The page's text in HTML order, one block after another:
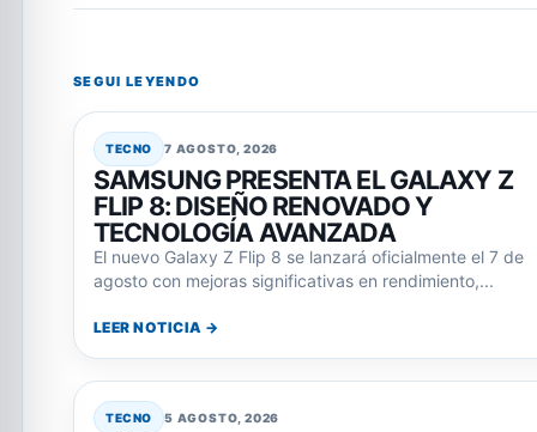
SEGUI LEYENDO
TECNO 7 AGOSTO, 2026
SAMSUNG PRESENTA EL GALAXY Z
FLIP 8: DISEÑO RENOVADO Y
TECNOLOGÍA AVANZADA
El nuevo Galaxy Z Flip 8 se lanzará oficialmente el 7 de
agosto con mejoras significativas en rendimiento,...
LEER NOTICIA →
TECNO 5 AGOSTO, 2026